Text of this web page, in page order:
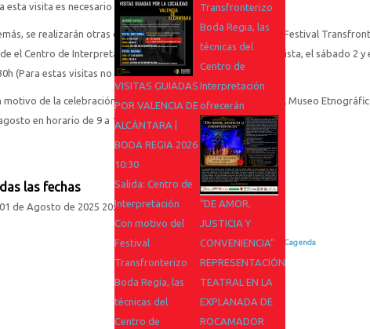
VISITAS GUIADAS
POR VALENCIA DE
ALCÁNTARA |
BODA REGIA 2026
10:30
Salida: Centro de
Interpretación
Con motivo del
Festival
Transfronterizo
Boda Regia, las
técnicas del
Centro de
Transfronterizo
Boda Regia, las
técnicas del
Centro de
Interpretación
ofrecerán
“DE AMOR,
JUSTICIA Y
CONVENIENCIA”
REPRESENTACIÓN
TEATRAL EN LA
EXPLANADA DE
ROCAMADOR
esta visita es necesario inscripción previa
se realizarán otras dos visitas durante la celebración del Festival
el Centro de Interpretación de la Calle Marqués de la Conquista, el sábado 2
(Para estas visitas no es necesaria inscripción previa)
motivo de la celebración del evento, la Oficina de Turismo y el Museo
en horario de 9 a 14 horas y de 20 a 22 horas.
las fechas
01 de Agosto de 2025 20:00
Powered by iCagenda